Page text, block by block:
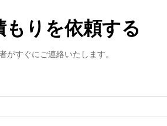
もりを依頼する
がすぐにご連絡いたします。